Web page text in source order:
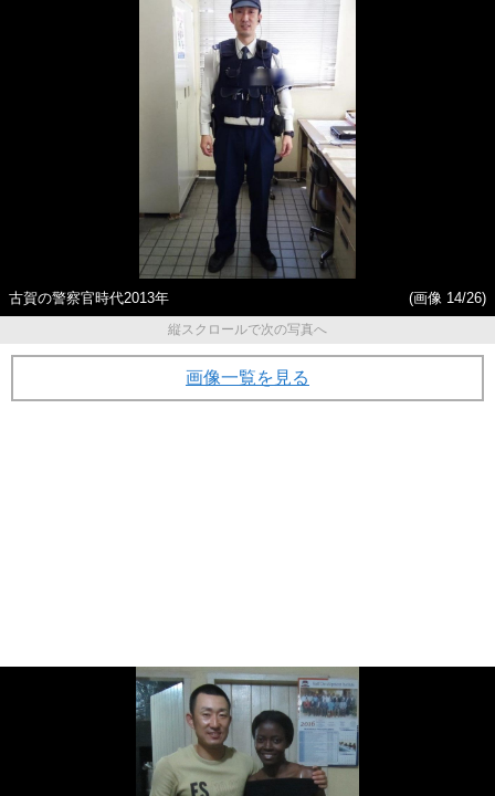
古賀の警察官時代2013年
(画像 14/26)
縦スクロールで次の写真へ
画像一覧を見る